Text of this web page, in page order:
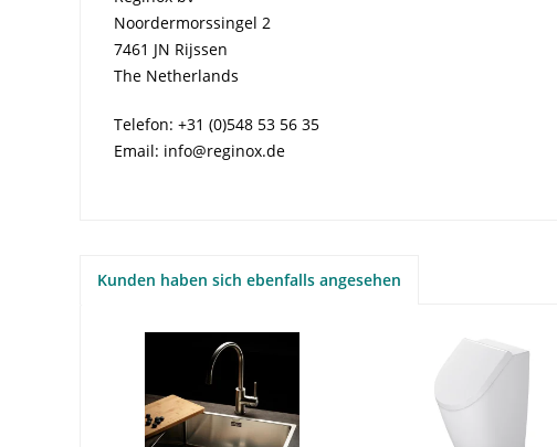
Noordermorssingel 2
7461 JN Rijssen
The Netherlands
Telefon: +31 (0)548 53 56 35
Email: info@reginox.de
Kunden haben sich ebenfalls angesehen